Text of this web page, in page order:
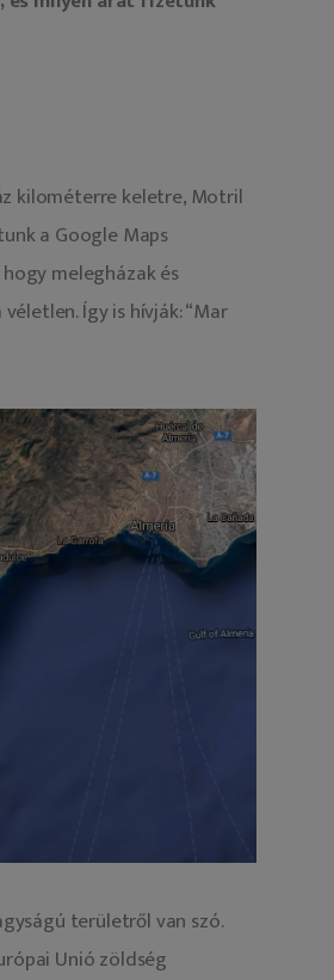
kilométerre keletre, Motril
a Google Maps
melegházak és
Így is hívják: “Mar
területről van szó.
Unió zöldség